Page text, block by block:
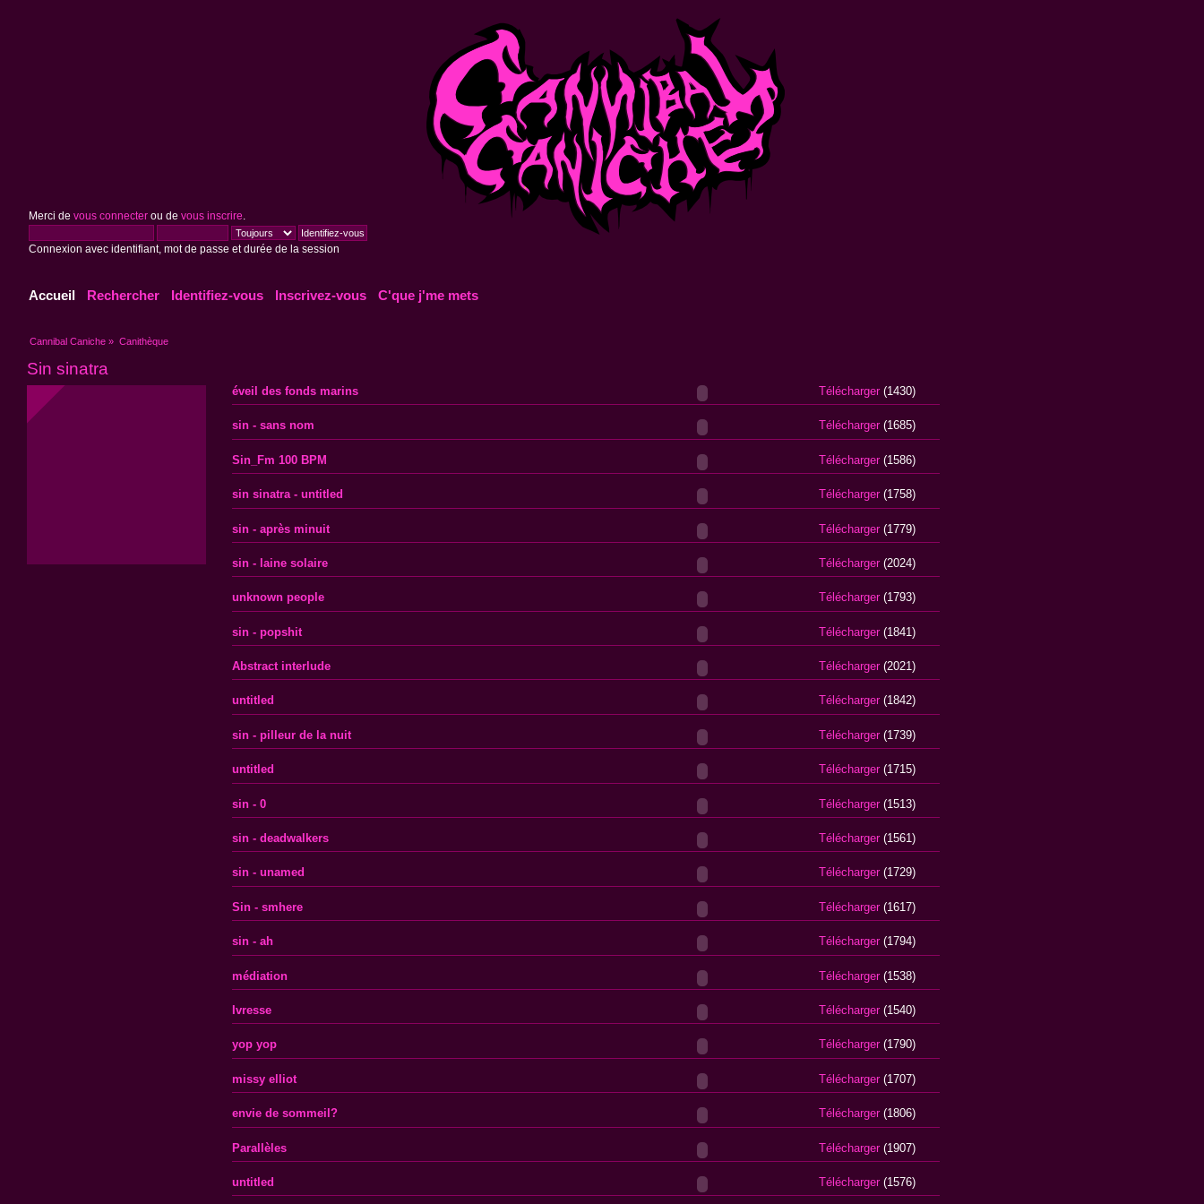
Merci de vous connecterou de vous inscrire
Connexion avec identifiant, mot de passe et durée de la session
Accueil Rechercher Identifiez-vous Inscrivez-vous C'que j'me mets
Cannibal Caniche » Canithèque
Sin sinatra
éveil des fonds marins Télécharger(1430)
sin - sans nom Télécharger(1685)
Sin_Fm 100 BPM Télécharger(1586)
sin sinatra - untitled Télécharger(1758)
sin - après minuit Télécharger(1779)
sin - laine solaire Télécharger(2024)
unknown people Télécharger(1793)
sin - popshit Télécharger(1841)
Abstract interlude Télécharger(2021)
untitled Télécharger(1842)
sin - pilleur de la nuit Télécharger(1739)
untitled Télécharger(1715)
sin - 0 Télécharger(1513)
sin - deadwalkers Télécharger(1561)
sin - unamed Télécharger(1729)
Sin - smhere Télécharger(1617)
sin - ah Télécharger(1794)
médiation Télécharger(1538)
Ivresse Télécharger(1540)
yop yop Télécharger(1790)
missy elliot Télécharger(1707)
envie de sommeil? Télécharger(1806)
Parallèles Télécharger(1907)
untitled Télécharger(1576)